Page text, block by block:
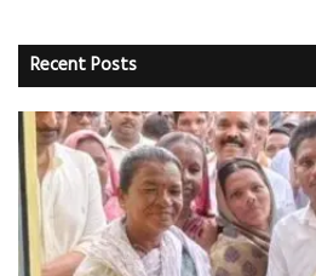
किया
गया।
Recent Posts